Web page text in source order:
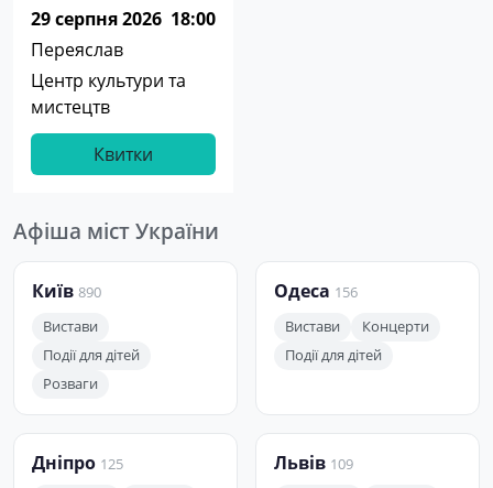
29 серпня 2026 18:00
Переяслав
Центр культури та
мистецтв
Квитки
Афіша міст України
Київ 890
Вистави
Події для дітей
Розваги
Одеса 156
Вистави
Концерти
Події для дітей
Дніпро 125
Львів 109